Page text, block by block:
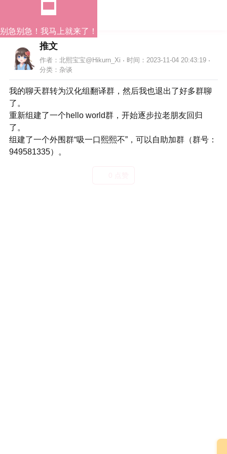
别急别急！我马上就来了！
推文
作者：北熙宝宝@Hikurn_Xi
时间：2023-11-04 20:43:19
分类： 杂谈
我的聊天群转为汉化组翻译群，然后我也退出了好多群聊
了。
重新组建了一个hello world群，开始逐步拉老朋友回归
了。
组建了一个外围群“吸一口熙熙不”，可以自助加群（群号：
949581335）。